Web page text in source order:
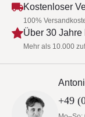
Kostenloser
100%
Über 30 Jahre
Mehr als 10.000
+49